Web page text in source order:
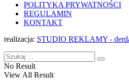
POLITYKA PRYWATNOŚCI
REGULAMIN
KONTAKT
realizacja: STUDIO REKLAMY -
No Result
View All Result